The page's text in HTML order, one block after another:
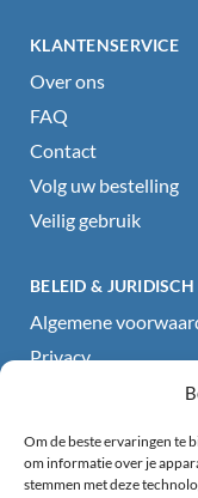
Om de beste ervaringen te
om informatie over je
stemmen met deze
KLANTENSERVICE
Over ons
FAQ
Contact
Volg uw bestelling
Veilig gebruik
BELEID & JURIDISCH
Algemene
Privacy
Website- en
productdisclaimer